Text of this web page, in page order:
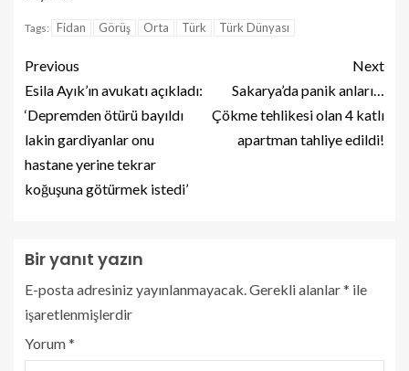
Tags: Fidan Görüş Orta Türk Türk Dünyası
Previous
Esila Ayık’ın avukatı açıkladı:
‘Depremden ötürü bayıldı
lakin gardiyanlar onu
hastane yerine tekrar
koğuşuna götürmek istedi’
Next
Sakarya’da panik anları…
Çökme tehlikesi olan 4 katlı
apartman tahliye edildi!
Bir yanıt yazın
E-posta adresiniz yayınlanmayacak. Gerekli alanlar* ile
işaretlenmişlerdir
Yorum*